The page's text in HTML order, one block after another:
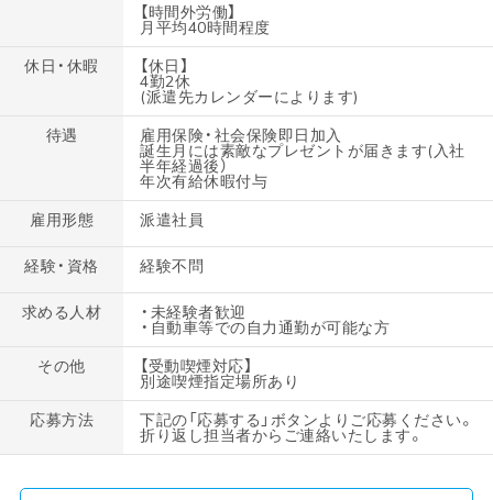
【時間外労働】
月平均40時間程度
休日・休暇
【休日】
4勤2休
(派遣先カレンダーによります)
待遇
雇用保険・社会保険即日加入
誕生月には素敵なプレゼントが届きます(入社
半年経過後）
年次有給休暇付与
雇用形態
派遣社員
経験・資格 経験不問
求める人材 ・未経験者歓迎
・自動車等での自力通勤が可能な方
その他
【受動喫煙対応】
別途喫煙指定場所あり
応募方法
下記の「応募する」ボタンよりご応募ください。
折り返し担当者からご連絡いたします。